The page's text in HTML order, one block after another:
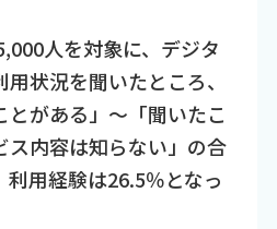
人を対象に、デジタ
状況を聞いたところ、
がある」～「聞いたこ
ス内容は知らない」の合
用経験は26.5％となっ